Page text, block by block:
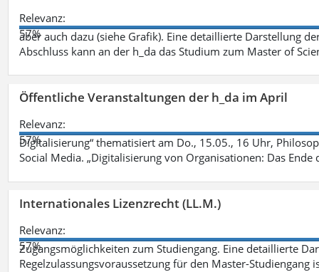
Relevanz:
57%
aber auch dazu (siehe Grafik). Eine detaillierte Darstellung
Abschluss kann an der h_da das Studium zum Master of
Öffentliche Veranstaltungen der h_da im April
Relevanz:
57%
Digitalisierung“ thematisiert am Do., 15.05., 16 Uhr,
Social Media. „Digitalisierung von Organisationen: Das Ende
Internationales Lizenzrecht (LL.M.)
Relevanz:
57%
Zugangsmöglichkeiten zum Studiengang. Eine detaillierte
Regelzulassungsvoraussetzung für den Master-